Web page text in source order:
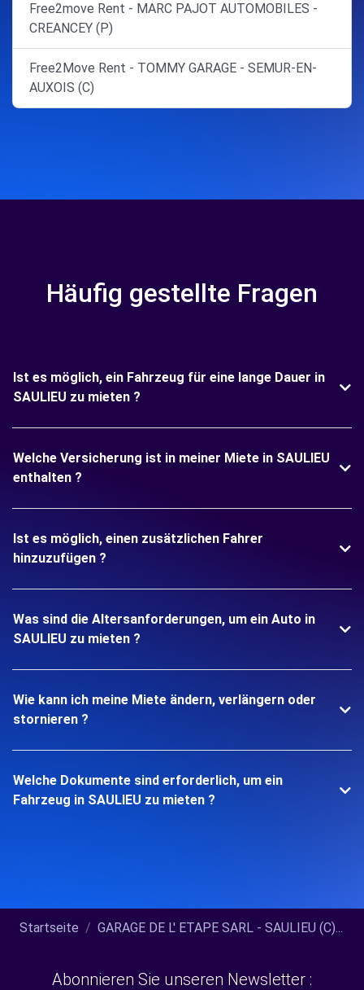
Free2move Rent - MARC PAJOT AUTOMOBILES -
CREANCEY (P)
Free2Move Rent - TOMMY GARAGE - SEMUR-EN-
AUXOIS (C)
Häufig gestellte Fragen
Ist es möglich, ein Fahrzeug für eine lange Dauer in
SAULIEU zu mieten ?
Welche Versicherung ist in meiner Miete in SAULIEU
enthalten ?
Ist es möglich, einen zusätzlichen Fahrer
hinzuzufügen ?
Was sind die Altersanforderungen, um ein Auto in
SAULIEU zu mieten ?
Wie kann ich meine Miete ändern, verlängern oder
stornieren ?
Welche Dokumente sind erforderlich, um ein
Fahrzeug in SAULIEU zu mieten ?
Startseite GARAGE DE L' ETAPE SARL - SAULIEU (C)...
Abonnieren Sie unseren Newsletter :